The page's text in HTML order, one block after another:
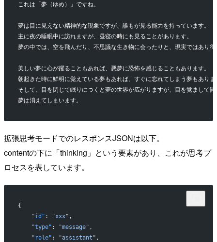
これは「夢（ゆめ）」ですね。
夢は目に見えない精神的な現象ですが、誰もが見る能力を持っています。
主に夜の睡眠中に訪れますが、昼寝の時にも見ることがあります。
夢の中では、空を飛んだり、不思議な生き物に会ったりと、現実ではあり
美しい夢に心が躍ることもあれば、悪夢に恐怖を感じることもあります。
朝起きた時に鮮明に覚えている夢もあれば、すぐに忘れてしまう夢もありま
そして、目を閉じて眠りにつくと夢の世界が広がりますが、目を覚まして
夢は消えてしまいます。
拡張思考モードでのレスポンスJSONは以下。
contentの下に「thinking」という要素があり、これが思考プ
ロセスを表しています。
{
    "id"
: "xxx" ,
    "type"
: "message" ,
    "role"
: "assistant" ,